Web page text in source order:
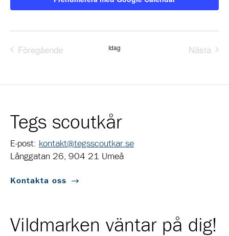
Föregående
Idag
Nästa
Tegs scoutkår
E-post: kontakt@tegsscoutkar.se
Långgatan 26, 904 21 Umeå
Kontakta oss
Vildmarken väntar på dig!